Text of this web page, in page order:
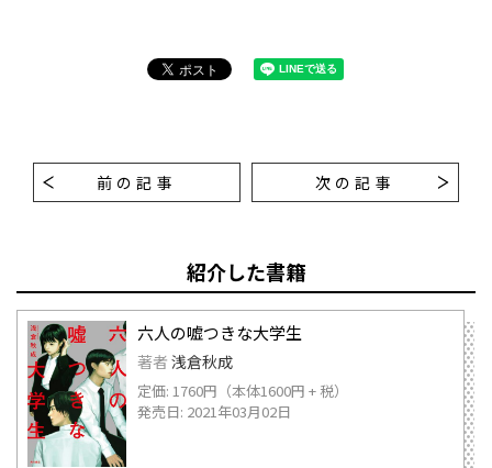
前の記事 次の記事
紹介した書籍
六人の嘘つきな大学生
著者 浅倉秋成
定価: 1760円（本体1600円 + 税）
発売日: 2021年03月02日